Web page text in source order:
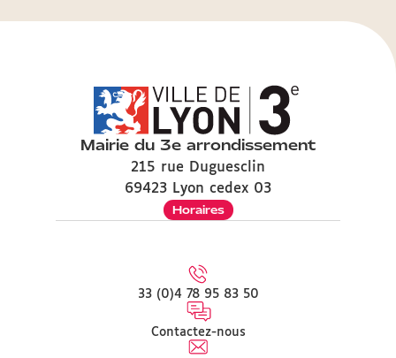
Mairie du 3e arrondissement
215 rue Duguesclin
69423 Lyon cedex 03
Horaires
33 (0)4 78 95 83 50
Contactez-nous